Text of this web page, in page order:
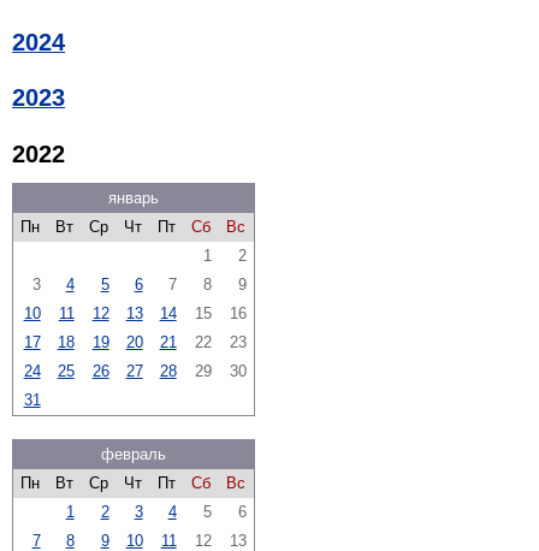
2024
2023
2022
январь
Пн
Вт Ср Чт Пт Сб
Вс
1
2
3
4 5 6 7 8
9
10
11 12 13 14 15
16
17
18 19 20 21 22
23
24
25 26 27 28 29
30
31
февраль
Пн
Вт Ср Чт Пт Сб
Вс
1
2 3 4 5
6
7
8 9 10 11 12
13